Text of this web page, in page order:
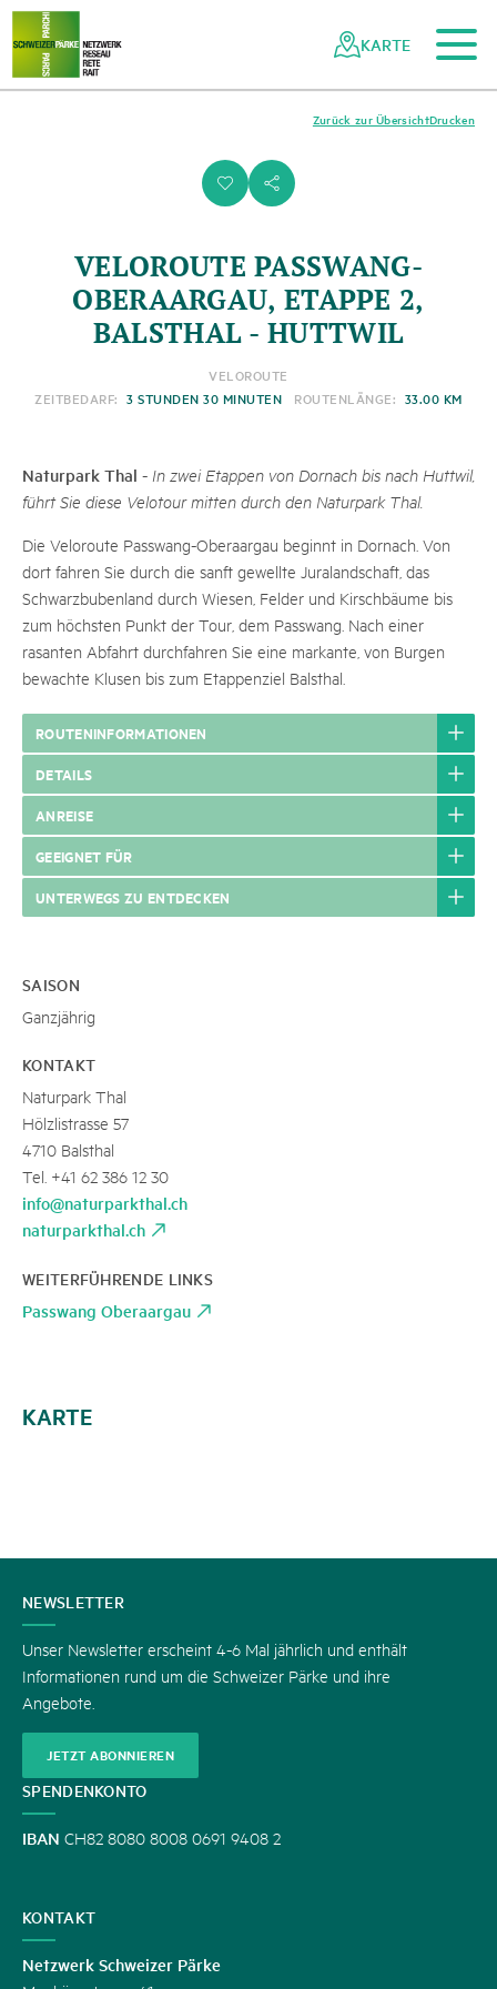
Navigieren
Netzwerk
Schweizer
Schnellnavigation
Zum Hauptinhalt
Zur mobilen Navigation
Zur Suche
Zum Fussbereich
Zur Sitemap
KARTE
i s
Drucken
Zurück zur Übersicht
VELOROUTE PASSWANG-
OBERAARGAU, ETAPPE 2,
BALSTHAL - HUTTWIL
VELOROUTE
ZEITBEDARF: 3 STUNDEN 30 MINUTEN ROUTENLÄNGE: 33.00 KM
Naturpark Thal - In zwei Etappen von Dornach bis nach Huttwil,
führt Sie diese Velotour mitten durch den Naturpark Thal.
Die Veloroute Passwang-Oberaargau beginnt in Dornach. Von
dort fahren Sie durch die sanft gewellte Juralandschaft, das
Schwarzbubenland durch Wiesen, Felder und Kirschbäume bis
zum höchsten Punkt der Tour, dem Passwang. Nach einer
rasanten Abfahrt durchfahren Sie eine markante, von Burgen
bewachte Klusen bis zum Etappenziel Balsthal.
ROUTENINFORMATIONEN
DETAILS
ANREISE
GEEIGNET FÜR
UNTERWEGS ZU ENTDECKEN
SAISON
Ganzjährig
KONTAKT
Naturpark Thal
Hölzlistrasse 57
4710 Balsthal
Tel. +41 62 386 12 30
info@naturparkthal.ch
naturparkthal.ch
WEITERFÜHRENDE LINKS
Passwang Oberaargau
KARTE
KONTAKT
NEWSLETTER
Unser Newsletter erscheint 4-6 Mal jährlich und enthält
Informationen rund um die Schweizer Pärke und ihre
Angebote.
JETZT ABONNIEREN
SPENDENKONTO
IBAN CH82 8080 8008 0691 9408 2
KONTAKT
Netzwerk Schweizer Pärke